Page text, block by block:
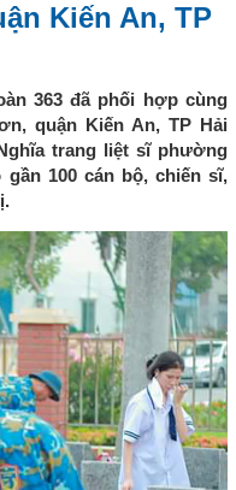
Kiến An, TP
363 đã phối hợp cùng
quận Kiến An, TP Hải
trang liệt sĩ phường
100 cán bộ, chiến sĩ,